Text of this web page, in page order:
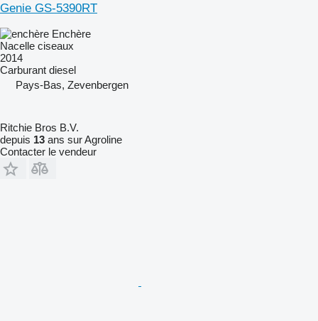
Genie GS-5390RT
Enchère
Nacelle ciseaux
2014
Carburant diesel
Pays-Bas, Zevenbergen
Ritchie Bros B.V.
depuis 13 ans sur Agroline
Contacter le vendeur